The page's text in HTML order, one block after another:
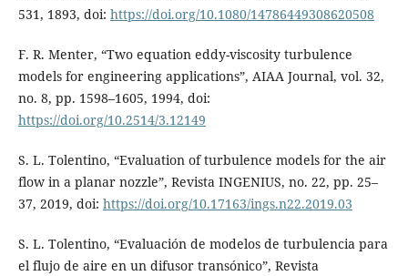
531, 1893, doi: https://doi.org/10.1080/14786449308620508
F. R. Menter, “Two equation eddy-viscosity turbulence
models for engineering applications”, AIAA Journal, vol. 32,
no. 8, pp. 1598–1605, 1994, doi:
https://doi.org/10.2514/3.12149
S. L. Tolentino, “Evaluation of turbulence models for the air
flow in a planar nozzle”, Revista INGENIUS, no. 22, pp. 25–
37, 2019, doi: https://doi.org/10.17163/ings.n22.2019.03
S. L. Tolentino, “Evaluación de modelos de turbulencia para
el flujo de aire en un difusor transónico”, Revista